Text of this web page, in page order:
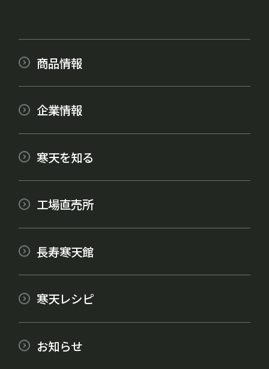
商品情報
企業情報
寒天を知る
工場直売所
長寿寒天館
寒天レシピ
お知らせ